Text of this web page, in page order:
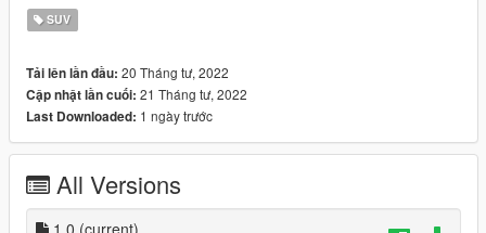
Etc.
Installation instructions：
1 use openiv
X:\Grand Theft Auto V\update\update. rpf\common\data\dlclist.
SUV
Tải lên lần đầu: 20 Tháng tư, 2022
Cập nhật lần cuối: 21 Tháng tư, 2022
Last Downloaded: 1 ngày trước
All Versions